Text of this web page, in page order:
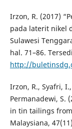
Irzon, R. (2017)
pada laterit nikel
Sulawesi
hal. 71–86.
http://
Irzon, R., Syafri,
Permanadewi, S.
in tin tailings
Malaysiana,